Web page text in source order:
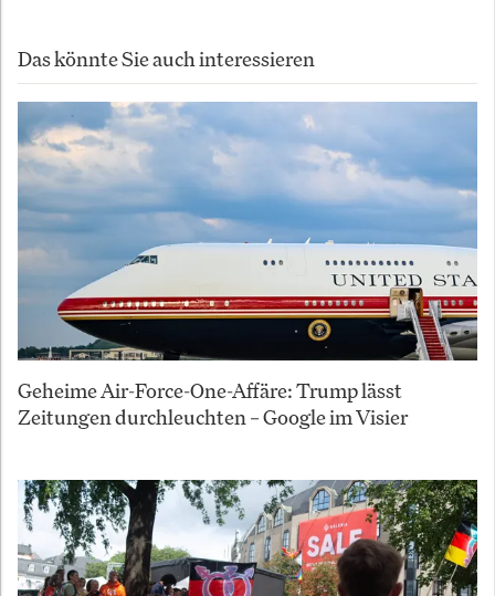
Das könnte Sie auch interessieren
Geheime Air-Force-One-Affäre: Trump lässt
Zeitungen durchleuchten – Google im Visier